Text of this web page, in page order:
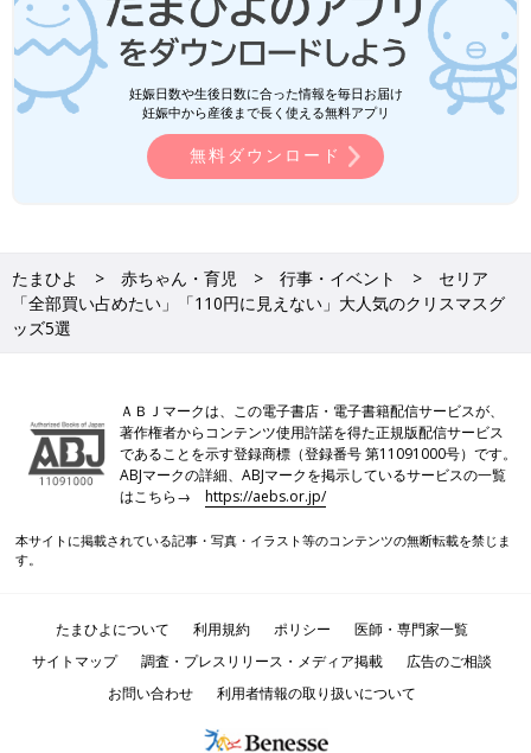
妊娠日数や生後日数に合った情報を毎日お届け
妊娠中から産後まで長く使える無料アプリ
無料ダウンロード
たまひよ 赤ちゃん・育児 行事・イベント
セリア
「全部買い占めたい」「110円に見えない」大人気のクリスマスグ
ッズ5選
ＡＢＪマークは、この電子書店・電子書籍配信サービスが、
著作権者からコンテンツ使用許諾を得た正規版配信サービス
であることを示す登録商標（登録番号 第11091000号）です。
ABJマークの詳細、ABJマークを掲示しているサービスの一覧
はこちら→https://aebs.or.jp/
本サイトに掲載されている記事・写真・イラスト等のコンテンツの無断転載を禁じま
す。
たまひよについて 利用規約 ポリシー
医師・専門家一覧
サイトマップ
調査・プレスリリース・メディア掲載
広告のご相談
お問い合わせ
利用者情報の取り扱いについて